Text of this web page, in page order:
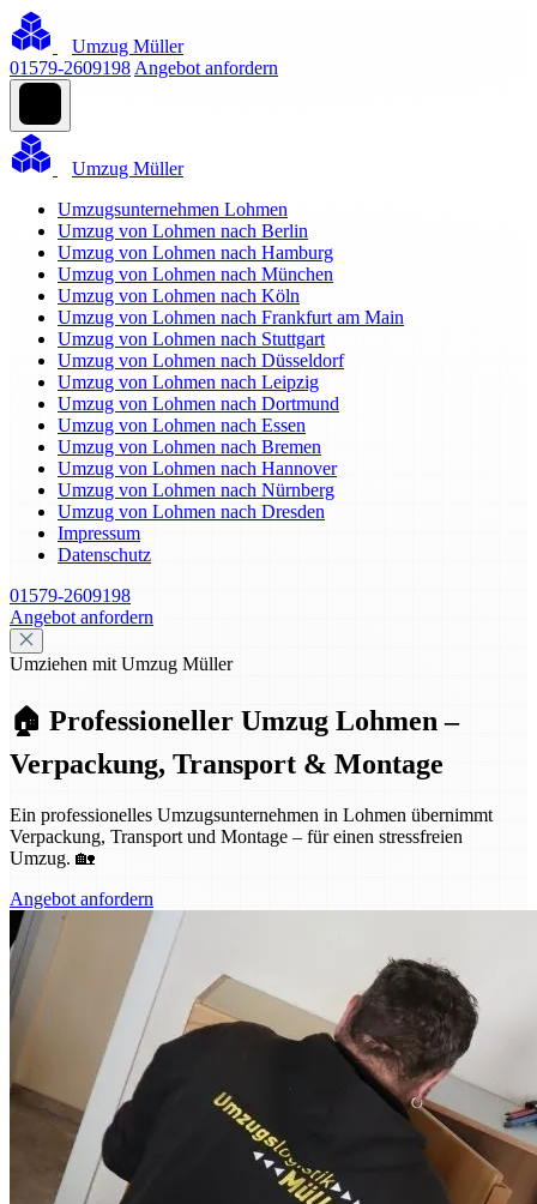
Umzug Müller
01579-2609198 Angebot anfordern
Umzug Müller
Umzugsunternehmen Lohmen
Umzug von Lohmen nach Berlin
Umzug von Lohmen nach Hamburg
Umzug von Lohmen nach München
Umzug von Lohmen nach Köln
Umzug von Lohmen nach Frankfurt am Main
Umzug von Lohmen nach Stuttgart
Umzug von Lohmen nach Düsseldorf
Umzug von Lohmen nach Leipzig
Umzug von Lohmen nach Dortmund
Umzug von Lohmen nach Essen
Umzug von Lohmen nach Bremen
Umzug von Lohmen nach Hannover
Umzug von Lohmen nach Nürnberg
Umzug von Lohmen nach Dresden
Impressum
Datenschutz
01579-2609198
Angebot anfordern
Umziehen mit Umzug Müller
🏠 Professioneller Umzug Lohmen –
Verpackung, Transport & Montage
Ein professionelles Umzugsunternehmen in Lohmen übernimmt
Verpackung, Transport und Montage – für einen stressfreien
Umzug. 🏡
Angebot anfordern